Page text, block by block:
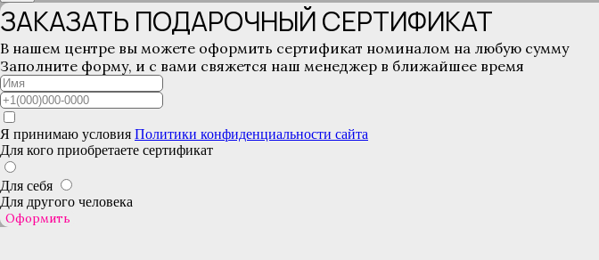
ЗАКАЗАТЬ ПОДАРОЧНЫЙ СЕРТИФИКАТ
В нашем центре вы можете оформить сертификат номиналом на любую сумму
Заполните форму, и с вами свяжется наш менеджер в ближайшее время
Я принимаю условия Политики конфиденциальности сайта
Для кого приобретаете сертификат
Для себя
Для другого человека
Оформить